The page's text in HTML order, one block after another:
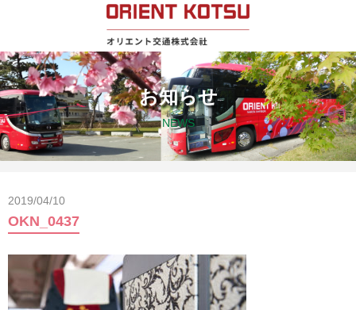
お知らせ
NEWS
2019/04/10
OKN_0437